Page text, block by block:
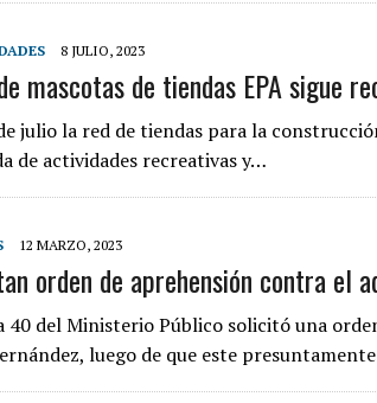
8 JULIO, 2023
mascotas de tiendas EPA sigue
julio la red de tiendas para la
de actividades recreativas y…
12 MARZO, 2023
orden de aprehensión contra el
40 del Ministerio Público solicitó una
luego de que este